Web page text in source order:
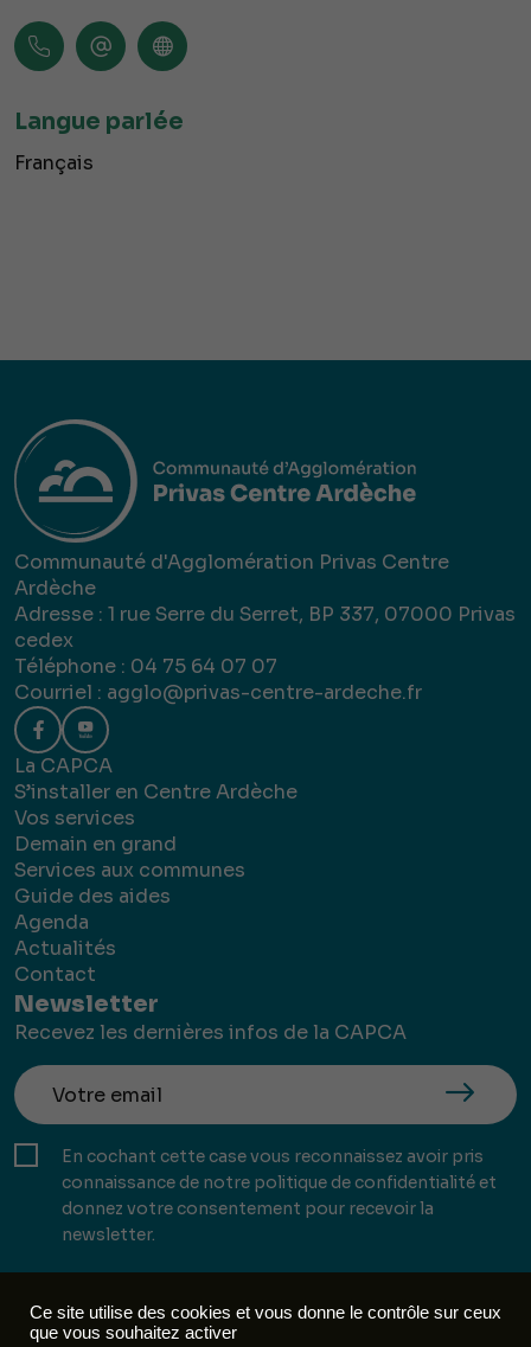
Langue parlée
Français
Communauté d'Agglomération Privas Centre
Ardèche
Adresse : 1 rue Serre du Serret, BP 337, 07000 Privas
cedex
Téléphone : 04 75 64 07 07
Courriel : agglo@privas-centre-ardeche.fr
La CAPCA
S’installer en Centre Ardèche
Vos services
Demain en grand
Services aux communes
Guide des aides
Agenda
Actualités
Contact
Newsletter
Recevez les dernières infos de la CAPCA
En cochant cette case vous reconnaissez avoir pris
connaissance de notre politique de confidentialité et
donnez votre consentement pour recevoir la
newsletter.
Ce site utilise des cookies et vous donne le contrôle sur ceux
que vous souhaitez activer